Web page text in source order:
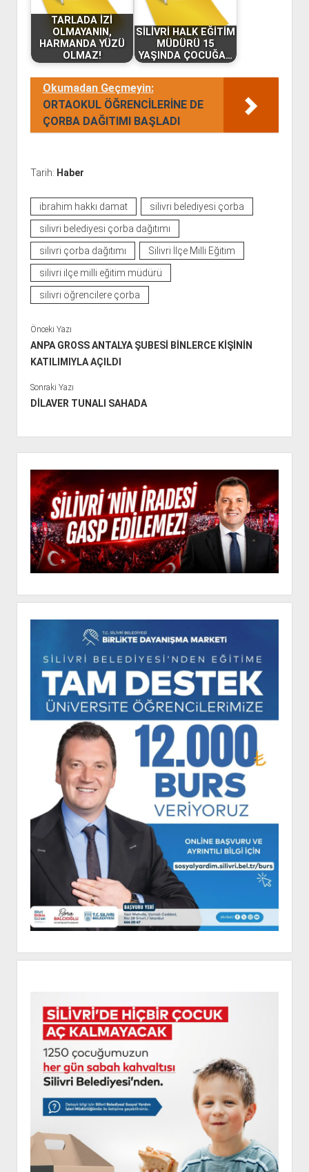
TARLADA İZİ
OLMAYANIN,
HARMANDA YÜZÜ
OLMAZ!
SİLİVRİ HALK EĞİTİM
MÜDÜRÜ 15
YAŞINDA ÇOCUĞA…
Okumadan Geçmeyin:
ORTAOKUL ÖĞRENCİLERİNE DE
ÇORBA DAĞITIMI BAŞLADI
Tarih: Haber
ibrahim hakkı damat
silivri belediyesi çorba
silivri belediyesi çorba dağıtımı
silivri çorba dağıtımı
Silivri İlçe Milli Eğitim
silivri ilçe milli eğitim müdürü
silivri öğrencilere çorba
Önceki Yazı
ANPA GROSS ANTALYA ŞUBESİ BİNLERCE KİŞİNİN
KATILIMIYLA AÇILDI
Sonraki Yazı
DİLAVER TUNALI SAHADA